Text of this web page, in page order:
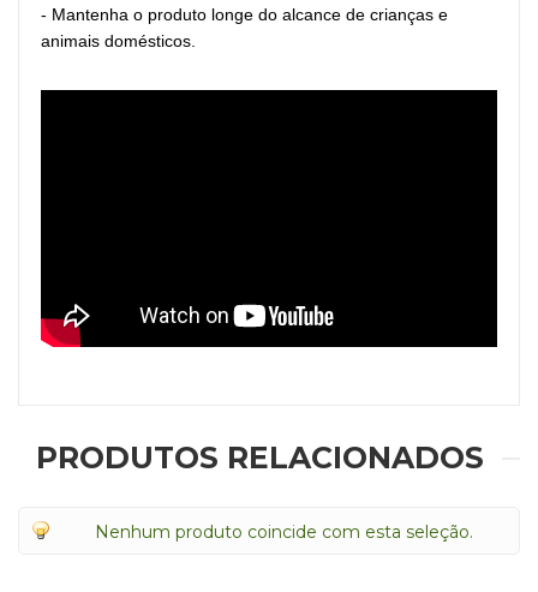
- Mantenha o produto longe do alcance de crianças e
animais domésticos.
PRODUTOS RELACIONADOS
Nenhum produto coincide com esta seleção.